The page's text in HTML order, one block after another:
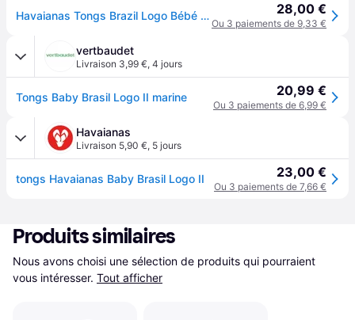
Havaianas Tongs Brazil Logo Bébé - Bleu, Bleu - 21 28,00 €
Ou 3 paiements de 9,33 €
vertbaudet
Livraison 3,99 €, 4 jours
Tongs Baby Brasil Logo II marine 20,99 €
Ou 3 paiements de 6,99 €
Havaianas
Livraison 5,90 €, 5 jours
tongs Havaianas Baby Brasil Logo II 23,00 €
Ou 3 paiements de 7,66 €
Produits similaires
Nous avons choisi une sélection de produits qui pourraient
vous intéresser. Tout afficher